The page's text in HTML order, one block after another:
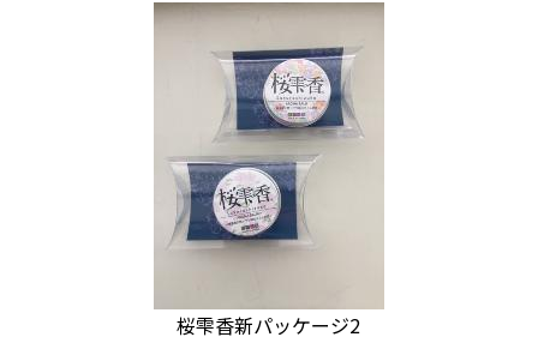
桜雫香新パッケージ2